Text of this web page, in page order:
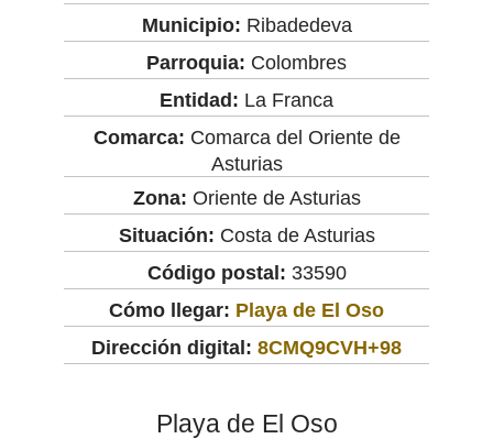
Municipio: Ribadedeva
Parroquia: Colombres
Entidad: La Franca
Comarca: Comarca del Oriente de
Asturias
Zona: Oriente de Asturias
Situación: Costa de Asturias
Código postal: 33590
Cómo llegar: Playa de El Oso
Dirección digital: 8CMQ9CVH+98
Playa de El Oso